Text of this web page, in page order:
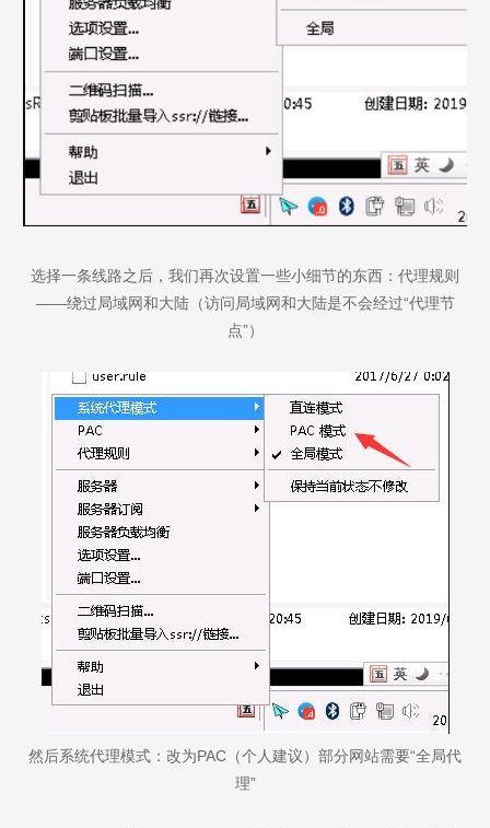
选择一条线路之后，我们再次设置一些小细节的东西：代理规则
——绕过局域网和大陆（访问局域网和大陆是不会经过“代理节
点”）
然后系统代理模式：改为PAC（个人建议）部分网站需要“全局代
理”
不怕就请留下您的需求及联系方式，我们会第一时间送上问候的。